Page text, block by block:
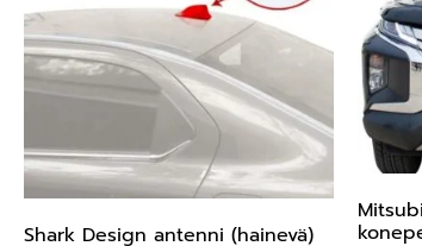
Shark Design antenni (hainevä)